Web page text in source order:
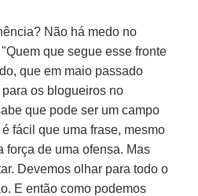
Não há medo no
que segue esse fronte
que em maio passado
os blogueiros no
que pode ser um campo
fácil que uma frase, mesmo
força de uma ofensa. Mas
Devemos olhar para todo o
E então como podemos